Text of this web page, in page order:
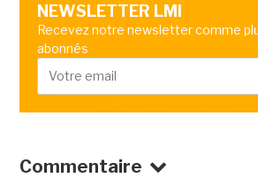
NEWSLETTER LMI
Recevez notre newsletter comme
abonnés
Commentaire